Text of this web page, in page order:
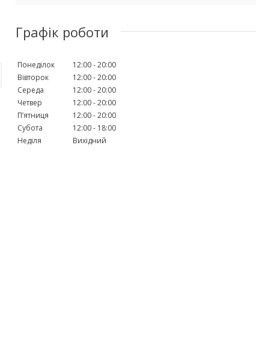
Графік роботи
Понеділок 12:00 20:00
Вівторок
12:00 20:00
Середа
12:00 20:00
Четвер
12:00 20:00
Пʼятниця
12:00 20:00
Субота
12:00
18:00
Неділя
Вихідний